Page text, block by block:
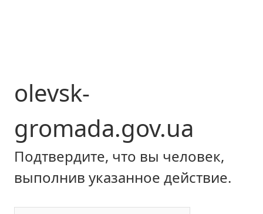
olevsk-
gromada.gov.ua
Подтвердите, что вы человек,
выполнив указанное действие.